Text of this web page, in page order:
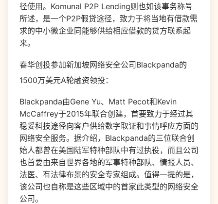
径使用。Komunal P2P Lending则也如该事务称号
所述，是一个P2P假贷途径，致力于将当地有借款需
求的中小微企业同能够供给相应借款的贷方联系起
来。
春华创投参加新加坡网络安全公司Blackpanda的
1500万美元A轮融资领投：
Blackpanda由Gene Yu、Matt Pecot和Kevin
McCaffrey于2015年联合创建，首要致力于经过其
稳妥科技途径向客户供给数字取证和事情呼应方面的
网络安全服务。据介绍，Blackpanda的三位联合创
始人都曾在美国陆军特种部队中有过执役，而且公司
也首要由来自世界各地的军事特种部队、情报人员、
法医、有法律布景的安全专家组成。值得一提的是，
该公司也自称是这些区域中的首家此类型的网络安全
公司。